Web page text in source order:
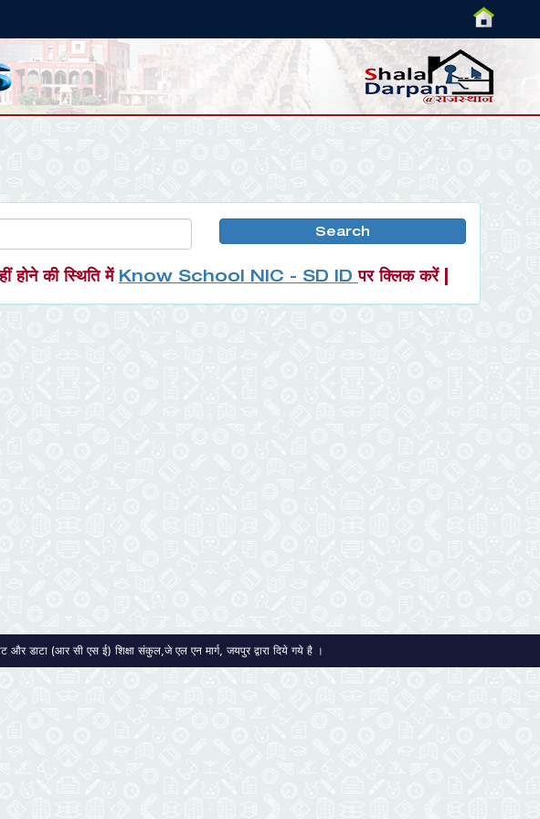
होने की स्थिति में Know School NIC - SD IDपर क्लिक करें |
और डाटा (आर सी एस ई) शिक्षा संकुल,जे एल एन मार्ग, जयपुर द्वारा दिये गये है ।